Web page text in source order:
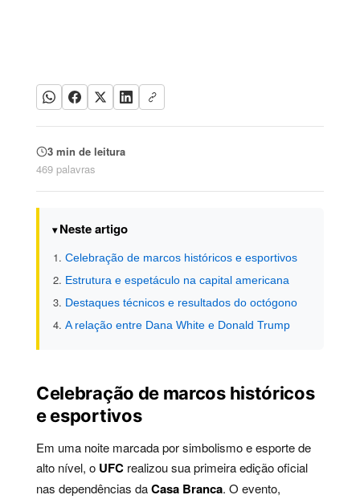
3 min de leitura
469 palavras
Neste artigo
Celebração de marcos históricos e esportivos
Estrutura e espetáculo na capital americana
Destaques técnicos e resultados do octógono
A relação entre Dana White e Donald Trump
Celebração de marcos históricos
e esportivos
Em uma noite marcada por simbolismo e esporte de
alto nível, o UFC realizou sua primeira edição oficial
nas dependências daCasa Branca. O evento,